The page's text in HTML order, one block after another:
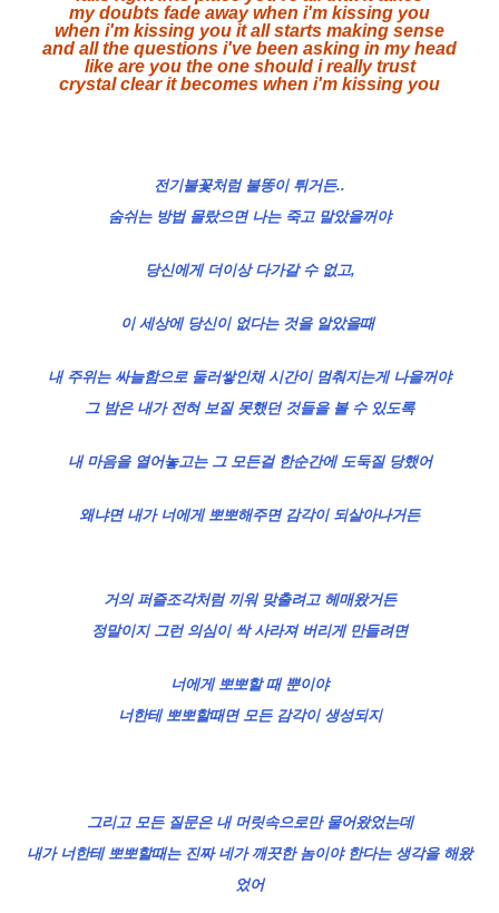
my doubts fade away when i'm kissing you
when i'm kissing you it all starts making sense
and all the questions i've been asking in my head
like are you the one should i really trust
crystal clear it becomes when i'm kissing you
전기불꽃처럼 불똥이 튀거든..
숨쉬는 방법 몰랐으면 나는 죽고 말았을꺼야
당신에게 더이상 다가갈 수 없고,
이 세상에 당신이 없다는 것을 알았을때
내 주위는 싸늘함으로 둘러쌓인채 시간이 멈춰지는게 나을꺼야
그 밤은 내가 전혀 보질 못했던 것들을 볼 수 있도록
내 마음을 열어놓고는 그 모든걸 한순간에 도둑질 당했어
왜냐면 내가 너에게 뽀뽀해주면 감각이 되살아나거든
거의 퍼즐조각처럼 끼워 맞출려고 헤매왔거든
정말이지 그런 의심이 싹 사라져 버리게 만들려면
너에게 뽀뽀할 때 뿐이야
너한테 뽀뽀할때면 모든 감각이 생성되지
그리고 모든 질문은 내 머릿속으로만 물어왔었는데
내가 너한테 뽀뽀할때는 진짜 네가 깨끗한 놈이야 한다는 생각을 해왔
었어